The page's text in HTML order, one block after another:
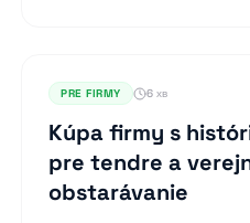
PRE FIRMY 6 хв
Kúpa firmy s
pre tendre a
obstarávanie